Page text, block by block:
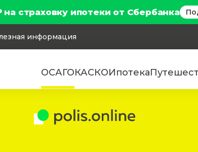
страховку ипотеки от Сбербанка
информация
ОСАГОКАСКОИпотека